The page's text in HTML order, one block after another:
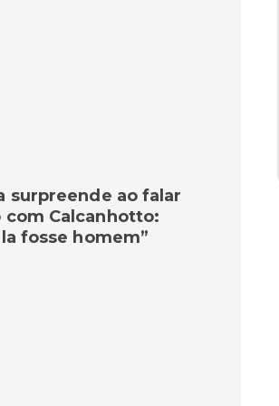
surpreende ao falar
com Calcanhotto:
fosse homem”